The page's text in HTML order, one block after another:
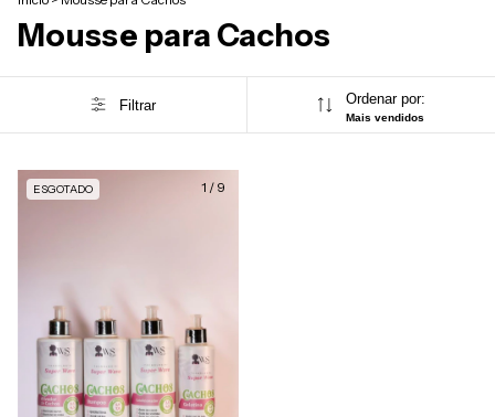
Mousse para Cachos
Filtrar Ordenar por:
Mais vendidos
1 / 9
ESGOTADO